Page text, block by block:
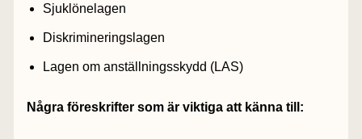
Sjuklönelagen
Diskrimineringslagen
Lagen om anställningsskydd (LAS)
Några föreskrifter som är viktiga att känna till: